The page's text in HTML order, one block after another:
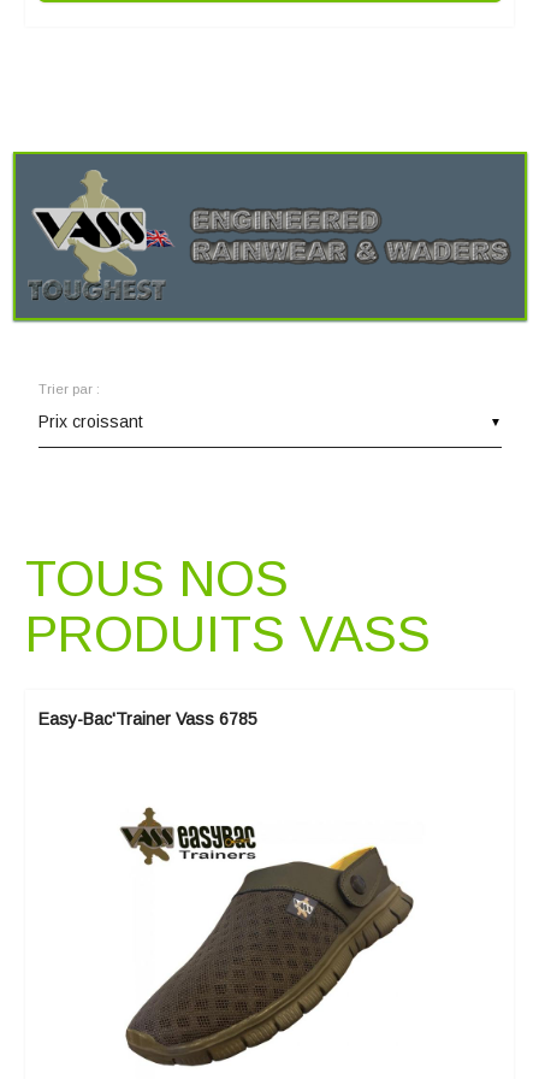
▼
Trier par :
TOUS NOS
PRODUITS VASS
Easy-Bac'Trainer Vass 6785